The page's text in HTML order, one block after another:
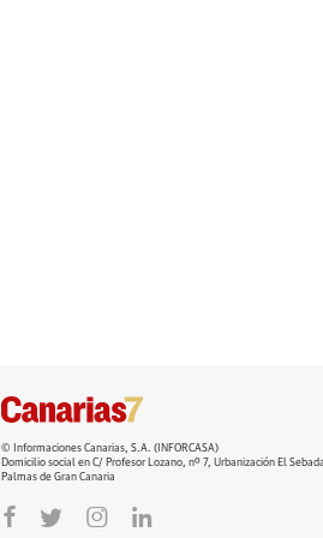
© Informaciones Canarias, S.A. (INFORCASA)
Domicilio social en C/ Profesor Lozano, nº 7, Urbanización El
Palmas de Gran Canaria